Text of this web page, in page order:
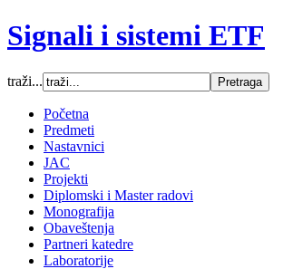
Signali i sistemi ETF
traži...
Početna
Predmeti
Nastavnici
JAC
Projekti
Diplomski i Master radovi
Monografija
Obaveštenja
Partneri katedre
Laboratorije
Increase font size
Decrease font size
Default font size
SCREEN
Wide (default)
Fluid